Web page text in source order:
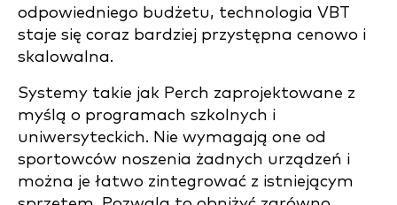
odpowiedniego budżetu, technologia VBT
staje się coraz bardziej przystępna cenowo i
skalowalna.
Systemy takie jak Perch zaprojektowane z
myślą o programach szkolnych i
uniwersyteckich. Nie wymagają one od
sportowców noszenia żadnych urządzeń i
można je łatwo zintegrować z istniejącym